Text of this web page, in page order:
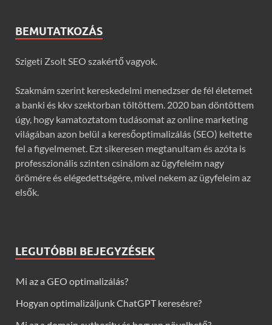
BEMUTATKOZÁS
Szigeti Zsolt SEO szakértő vagyok.
Szakmám szerint kereskedelmi menedzser de fél életemet
a banki és kkv szektorban töltöttem. 2020 ban döntöttem
úgy, hogy kamatoztatom tudásomat az online marketing
világában azon belül a keresőoptimalizálás (SEO) keltette
fel a figyelmemet. Ezt sikeresen megtanultam és azóta is
professzionális szinten csinálom az ügyfeleim nagy
örömére és elégedettségére, mivel nekem az ügyfeleim az
elsők.
LEGUTÓBBI BEJEGYZÉSEK
Mi az a GEO optimalizálás?
Hogyan optimalizáljunk ChatGPT keresésre?